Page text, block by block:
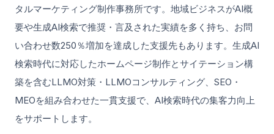
タルマーケティング制作事務所です。地域ビジネスがAI概
要や生成AI検索で推奨・言及された実績を多く持ち、お問
い合わせ数250％増加を達成した支援先もあります。生成AI
検索時代に対応したホームページ制作とサイテーション構
築を含むLLMO対策・LLMOコンサルティング、SEO・
MEOを組み合わせた一貫支援で、AI検索時代の集客力向上
をサポートします。